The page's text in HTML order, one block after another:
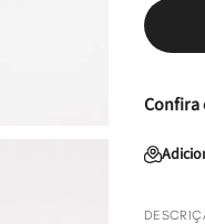
Confira